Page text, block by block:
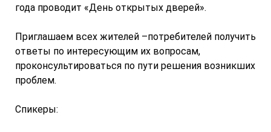
года проводит «День открытых дверей».
Приглашаем всех жителей –потребителей получить
ответы по интересующим их вопросам,
проконсультироваться по пути решения возникших
проблем.
Спикеры: